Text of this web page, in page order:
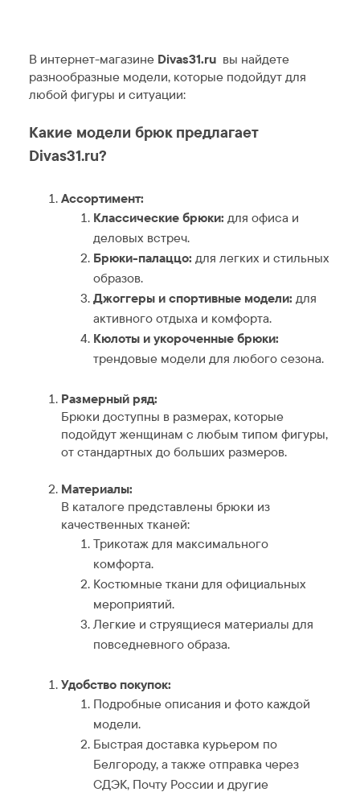
В интернет-магазине Divas31.ru вы найдете
разнообразные модели, которые подойдут для
любой фигуры и ситуации:
Какие модели брюк предлагает
Divas31.ru?
Ассортимент:
Классические брюки: для офиса и
деловых встреч.
Брюки-палаццо: для легких и стильных
образов.
Джоггеры и спортивные модели: для
активного отдыха и комфорта.
Кюлоты и укороченные брюки:
трендовые модели для любого сезона.
Размерный ряд:
Брюки доступны в размерах, которые
подойдут женщинам с любым типом фигуры,
от стандартных до больших размеров.
Материалы:
В каталоге представлены брюки из
качественных тканей:
Трикотаж для максимального
комфорта.
Костюмные ткани для официальных
мероприятий.
Легкие и струящиеся материалы для
повседневного образа.
Удобство покупок:
Подробные описания и фото каждой
модели.
Быстрая доставка курьером по
Белгороду, а также отправка через
СДЭК, Почту России и другие